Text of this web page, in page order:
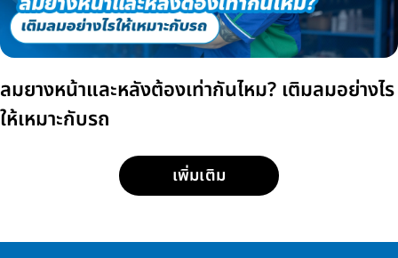
ลมยางหน้าและหลังต้องเท่ากันไหม? เติมลมอย่างไร
ให้เหมาะกับรถ
เพิ่มเติม